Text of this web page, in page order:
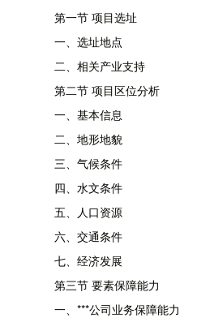
第一节 项目选址
一、选址地点
二、相关产业支持
第二节 项目区位分析
一、基本信息
二、地形地貌
三、气候条件
四、水文条件
五、人口资源
六、交通条件
七、经济发展
第三节 要素保障能力
一、***公司业务保障能力